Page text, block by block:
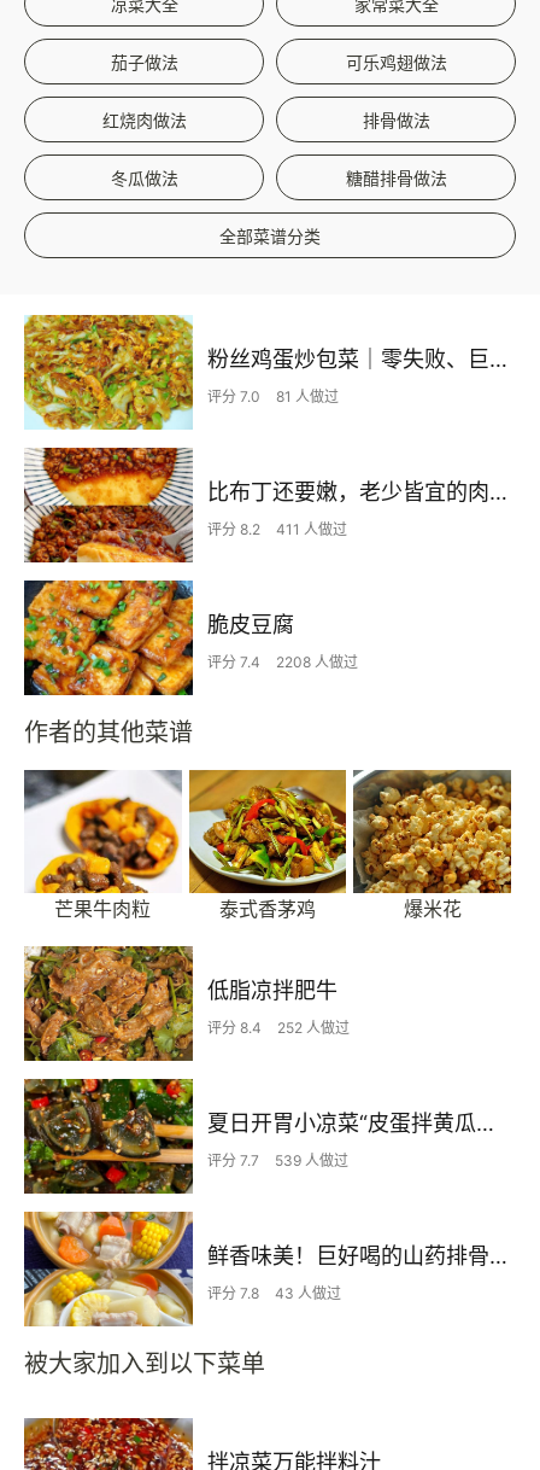
茄子做法 可乐鸡翅做法
红烧肉做法 排骨做法
冬瓜做法 糖醋排骨做法
全部菜谱分类
粉丝鸡蛋炒包菜｜零失败、巨下饭
评分 7.0 81 人做过
比布丁还要嫩，老少皆宜的肉沫蒸蛋
评分 8.2 411 人做过
脆皮豆腐
评分 7.4 2208 人做过
作者的其他菜谱
芒果牛肉粒 泰式香茅鸡 爆米花
低脂凉拌肥牛
评分 8.4 252 人做过
夏日开胃小凉菜“皮蛋拌黄瓜🥒”开胃减脂
评分 7.7 539 人做过
鲜香味美！巨好喝的山药排骨汤！！
评分 7.8 43 人做过
被大家加入到以下菜单
拌凉菜万能拌料汁